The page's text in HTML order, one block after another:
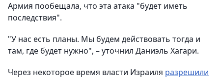
Армия пообещала, что эта атака "будет иметь
последствия".
"У нас есть планы. Мы будем действовать тогда и
там, где будет нужно", – уточнил Даниэль Хагари.
Через некоторое время власти Израиля разрешили